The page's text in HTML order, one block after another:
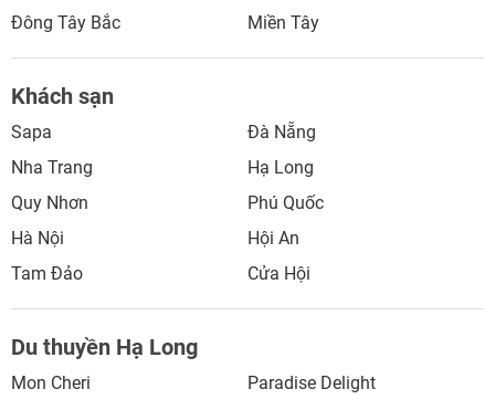
Đông Tây Bắc
Miền Tây
Khách sạn
Sapa
Đà Nẵng
Nha Trang
Hạ Long
Quy Nhơn
Phú Quốc
Hà Nội
Hội An
Tam Đảo
Cửa Hội
Du thuyền Hạ Long
Mon Cheri
Paradise Delight